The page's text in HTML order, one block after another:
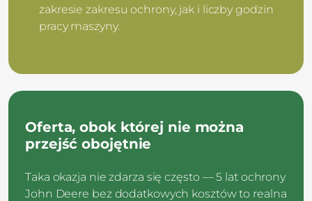
zakresie zakresu ochrony, jak i liczby godzin
pracy maszyny.
Oferta, obok której nie można
przejść obojętnie
Taka okazja nie zdarza się często — 5 lat ochrony
John Deere bez dodatkowych kosztów to realna